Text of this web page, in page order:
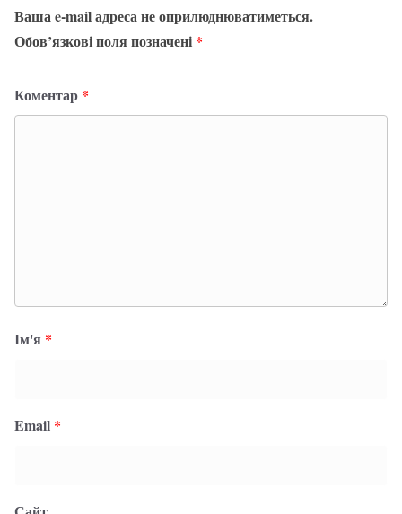
Ваша e-mail адреса не оприлюднюватиметься.
Обов’язкові поля позначені *
Коментар *
Ім'я *
Email *